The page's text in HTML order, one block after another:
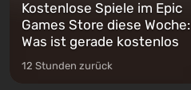
Kostenlose Spiele im Epic
Games Store diese Woche:
Was ist gerade kostenlos
12 Stunden zurück